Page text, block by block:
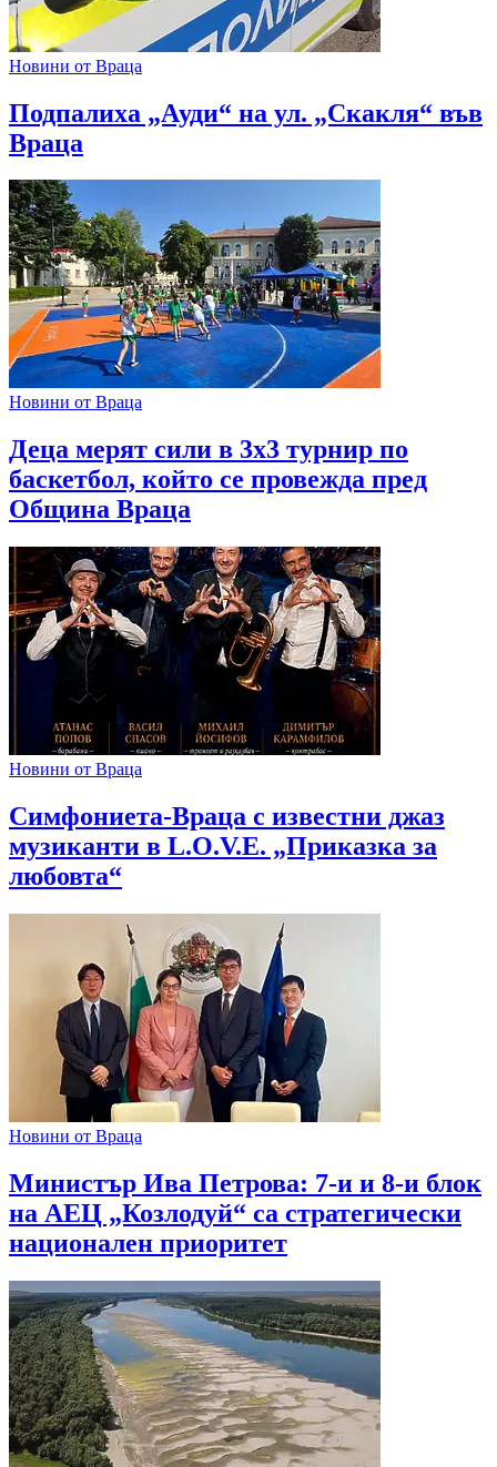
Новини от Враца
Подпалиха „Ауди“ на ул. „Скакля“ във
Враца
Новини от Враца
Деца мерят сили в 3х3 турнир по
баскетбол, който се провежда пред
Община Враца
Новини от Враца
Симфониета-Враца с известни джаз
музиканти в L.O.V.E. „Приказка за
любовта“
Новини от Враца
Министър Ива Петрова: 7-и и 8-и блок
на АЕЦ „Козлодуй“ са стратегически
национален приоритет